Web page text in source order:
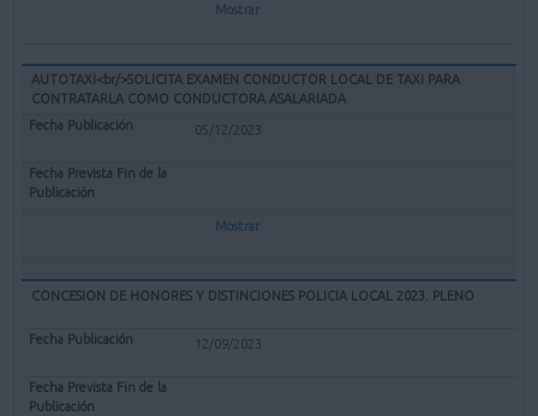
Mostrar
AUTOTAXI<br/>SOLICITA EXAMEN CONDUCTOR LOCAL DE TAXI PARA
CONTRATARLA COMO CONDUCTORA ASALARIADA
05/12/2023
Mostrar
CONCESION DE HONORES Y DISTINCIONES POLICIA LOCAL 2023. PLENO
12/09/2023